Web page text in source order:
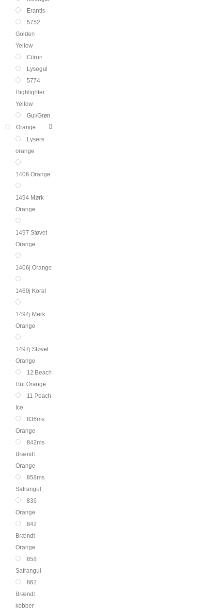
Erantis
5752
Golden
Yellow
Citron
Lysegul
5774
Highlighter
Yellow
Gul/Grøn
Orange
Lysere
orange
1406 Orange
1494 Mørk
Orange
1497 Støvet
Orange
1406j Orange
1460j Koral
1494j Mørk
Orange
1497j Støvet
Orange
12 Beach
Hut Orange
11 Peach
Ice
836ms
Orange
842ms
Brændt
Orange
858ms
Safrangul
836
Orange
842
Brændt
Orange
858
Safrangul
862
Brændt
kobber